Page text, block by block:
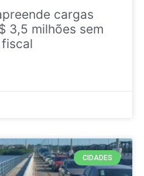
cargas
3,5 milhões sem
CIDADES